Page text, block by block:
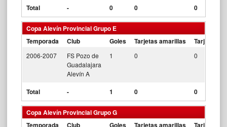
Total - 0 0 0
Copa Alevín Provincial Grupo E
Temporada
Club Goles Tarjetas amarillas Tarjetas
2006-2007
FS Pozo de
Guadalajara
Alevín A
1 0 0
Total - 1 0 0
Copa Alevín Provincial Grupo G
Temporada
Club Goles Tarjetas amarillas Tarjetas